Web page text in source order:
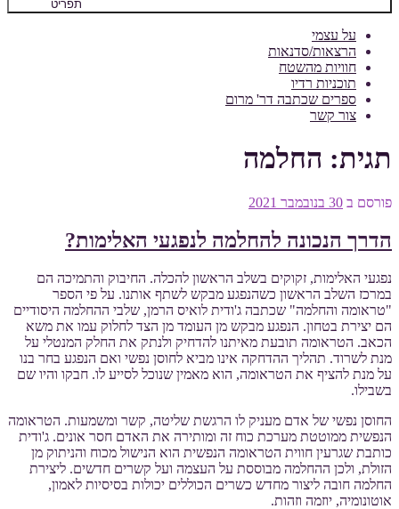
תפריט
על עצמי
הרצאות/סדנאות
חוויות מהשטח
תוכניות רדיו
ספרים שכתבה דר' מרום
צור קשר
תגית: החלמה
פורסם ב 30 בנובמבר 2021
הדרך הנכונה להחלמה לנפגעי האלימות?
נפגעי האלימות, זקוקים בשלב הראשון להכלה. החיבוק והתמיכה הם
במרכז השלב הראשון כשהנפגע מבקש לשתף אותנו. על פי הספר
"טראומה והחלמה" שכתבה ג'ודית לואיס הרמן, שלבי ההחלמה היסודיים
הם יצירת בטחון. הנפגע מבקש מן העומד מן הצד לחלוק עמו את משא
הכאב. הטראומה תובעת מאיתנו להדחיק ולנתק את החלק המנטלי על
מנת לשרוד. תהליך ההדחקה אינו מביא לחוסן נפשי ואם הנפגע בחר בנו
על מנת להציף את הטראומה, הוא מאמין שנוכל לסייע לו. חבקו והיו שם
בשבילו.
החוסן נפשי של אדם מעניק לו הרגשת שליטה, קשר ומשמעות. הטראומה
הנפשית ממוטטת מערכת כוח זה ומותירה את האדם חסר אונים. ג'ודית
כותבת שגרעין חווית הטראומה הנפשית הוא הנישול מכוח והניתוק מן
הזולת, ולכן ההחלמה מבוססת על העצמה ועל קשרים חדשים. ליצירת
החלמה חובה ליצור מחדש כשרים הכוללים יכולות בסיסיות לאמון,
אוטונומיה, יוזמה וזהות.